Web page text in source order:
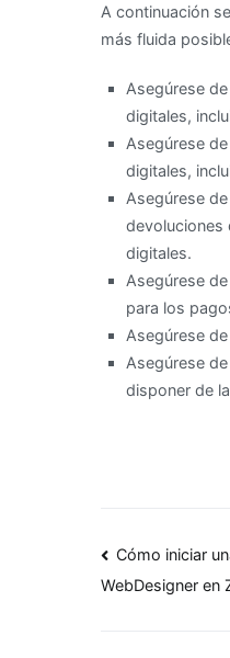
A continuación
más fluida
Asegúrese
digitales,
Asegúrese
digitales,
Asegúrese
devoluciones
digitales.
Asegúrese
para los
Asegúrese
Asegúrese
disponer de
Cómo iniciar
WebDesigner en